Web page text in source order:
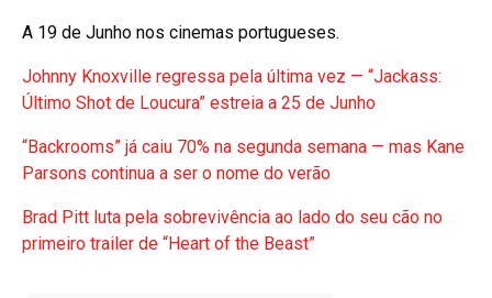
A 19 de Junho nos cinemas portugueses.
Johnny Knoxville regressa pela última vez — “Jackass:
Último Shot de Loucura” estreia a 25 de Junho
“Backrooms” já caiu 70% na segunda semana — mas Kane
Parsons continua a ser o nome do verão
Brad Pitt luta pela sobrevivência ao lado do seu cão no
primeiro trailer de “Heart of the Beast”